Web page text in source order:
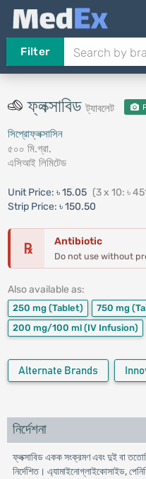
Filter
ফ্লক্সাবিডট্যাবলেট
সিপ্রোফ্লক্সাসিন
৫০০ মি.গ্রা.
এসিআই লিমিটেড
Unit Price: ৳ 15.05 (3 x 10: ৳
Strip Price: ৳ 150.50
℞ Antibiotic
Do not use without
Also available as:
250 mg (Tablet) 750 mg
200 mg/100 ml (IV Infusion)
Alternate Brands
নির্দেশনা
ফ্লক্সাবিড একক সংক্রমণ এবং দুই বা
নির্দেশিত। এ্যামাইনোগ্লাইকোসাইড,